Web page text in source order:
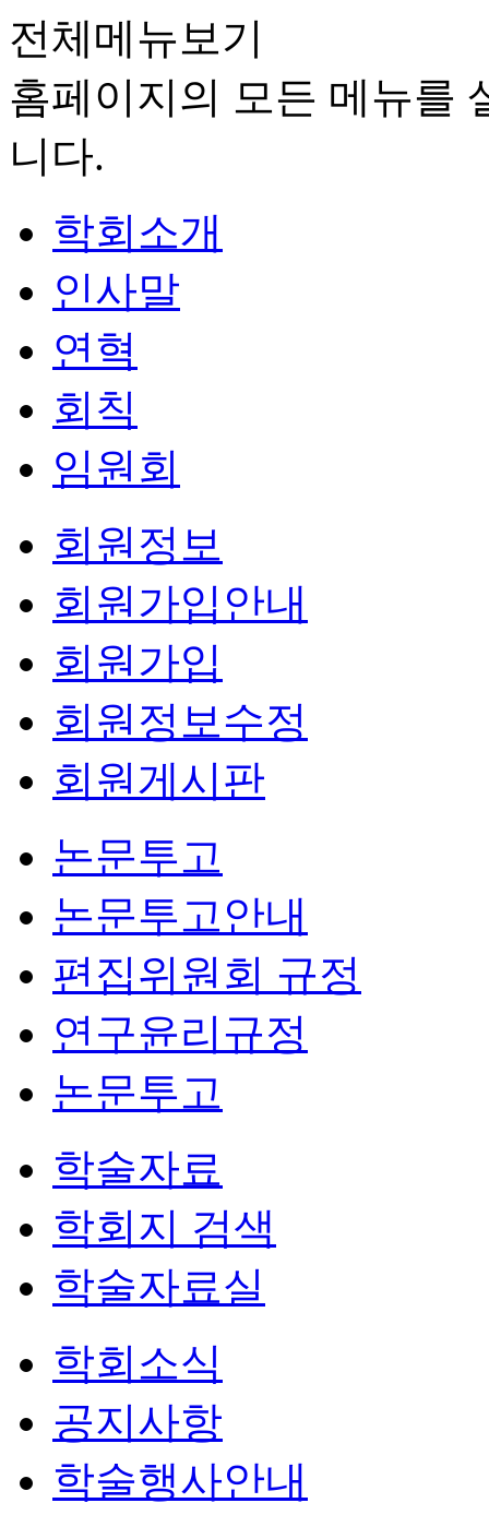
전체메뉴보기
홈페이지의 모든 메뉴를
니다.
학회소개
인사말
연혁
회칙
임원회
회원정보
회원가입안내
회원가입
회원정보수정
회원게시판
논문투고
논문투고안내
편집위원회 규정
연구윤리규정
논문투고
학술자료
학회지 검색
학술자료실
학회소식
공지사항
학술행사안내